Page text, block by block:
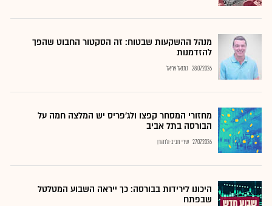
מנהל ההשקעות שבטוח: זה הסקטור החבוט שהפך
להזדמנות
28.07.2026 נתנאל אריאל
מחזורי המסחר קפצו ולג'פריס יש המלצה חמה על
הבורסה בתל אביב
27.07.2026 שירי חביב-ולדהורן
היכונו לירידות בבורסה: כך ייראה השבוע המטלטל
שבפתח